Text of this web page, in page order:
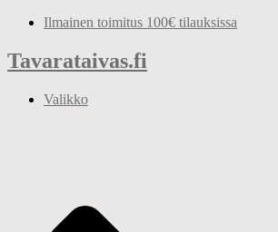
Mene
Ilmainen toimitus 100€ tilauksissa
Tavarataivas.fi
Valikko